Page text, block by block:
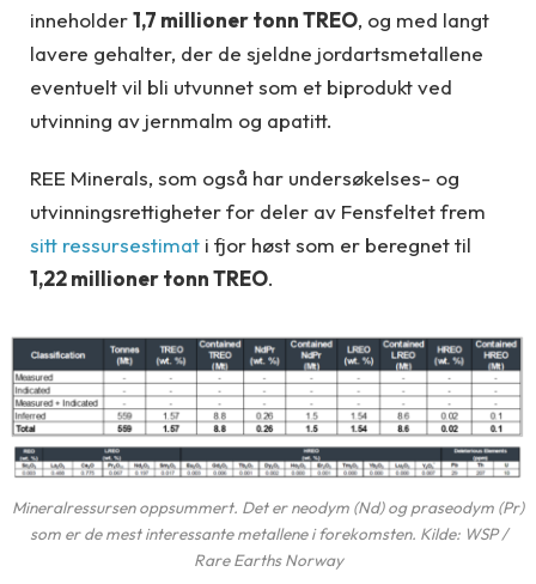
inneholder1,7 millioner tonn TREO, og med langt
lavere gehalter, der de sjeldne jordartsmetallene
eventuelt vil bli utvunnet som et biprodukt ved
utvinning av jernmalm og apatitt.
REE Minerals, som også har undersøkelses- og
utvinningsrettigheter for deler av Fensfeltet frem
sitt ressursestimat i fjor høst som er beregnet til
1,22 millioner tonn TREO.
Mineralressursen oppsummert. Det er neodym (Nd) og praseodym (Pr)
som er de mest interessante metallene i forekomsten. Kilde: WSP /
Rare Earths Norway